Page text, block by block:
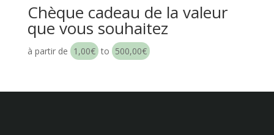
Chèque cadeau de la valeur
que vous souhaitez
à partir de 1,00€ to 500,00€